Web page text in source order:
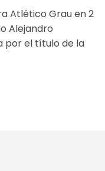
Atlético Grau en 2
Alejandro
por el título de la